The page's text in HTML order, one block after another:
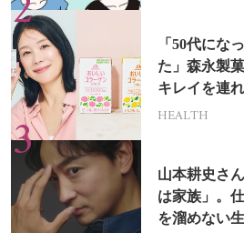
「50代にな
た」森永製
キレイを連
HEALTH
山本耕史さ
は家族」。
を溜めない